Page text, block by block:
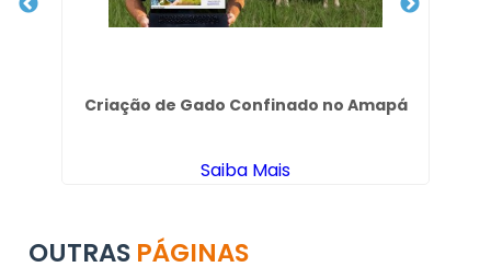
Criação de Gado Confinado no Amapá
Saiba Mais
OUTRAS PÁGINAS